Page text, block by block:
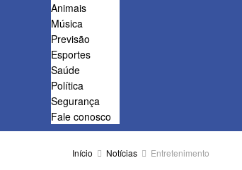
Animais
Música
Previsão
Esportes
Saúde
Política
Segurança
Fale conosco
Início Notícias Entretenimento